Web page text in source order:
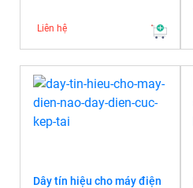
Liên hệ
Dây tín hiệu cho máy điện